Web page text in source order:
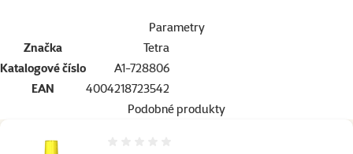
Parametry
Značka
Tetra
Katalogové číslo
A1-728806
EAN
4004218723542
Podobné produkty